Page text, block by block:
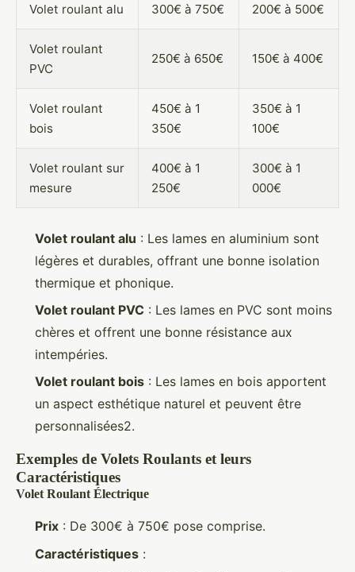
Volet roulant alu 300€ à 750€ 200€ à 500€
Volet roulant
PVC
250€ à 650€ 150€ à 400€
Volet roulant
bois
450€ à 1
350€
350€ à 1
100€
Volet roulant sur
mesure
400€ à 1
250€
300€ à 1
000€
Volet roulant alu : Les lames en aluminium sont
légères et durables, offrant une bonne isolation
thermique et phonique.
Volet roulant PVC : Les lames en PVC sont moins
chères et offrent une bonne résistance aux
intempéries.
Volet roulant bois : Les lames en bois apportent
un aspect esthétique naturel et peuvent être
personnalisées2.
Exemples de Volets Roulants et leurs
Caractéristiques
Volet Roulant Électrique
Prix : De 300€ à 750€ pose comprise.
Caractéristiques :